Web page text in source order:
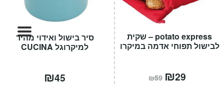
חגים
מתכונים שלכם
סיר בישול ואידוי מהיר
למיקרוגל CUCINA
₪45
potato express – שקית
לבישול תפוחי אדמה במיקרו
₪59 המחיר
המקורי
₪29